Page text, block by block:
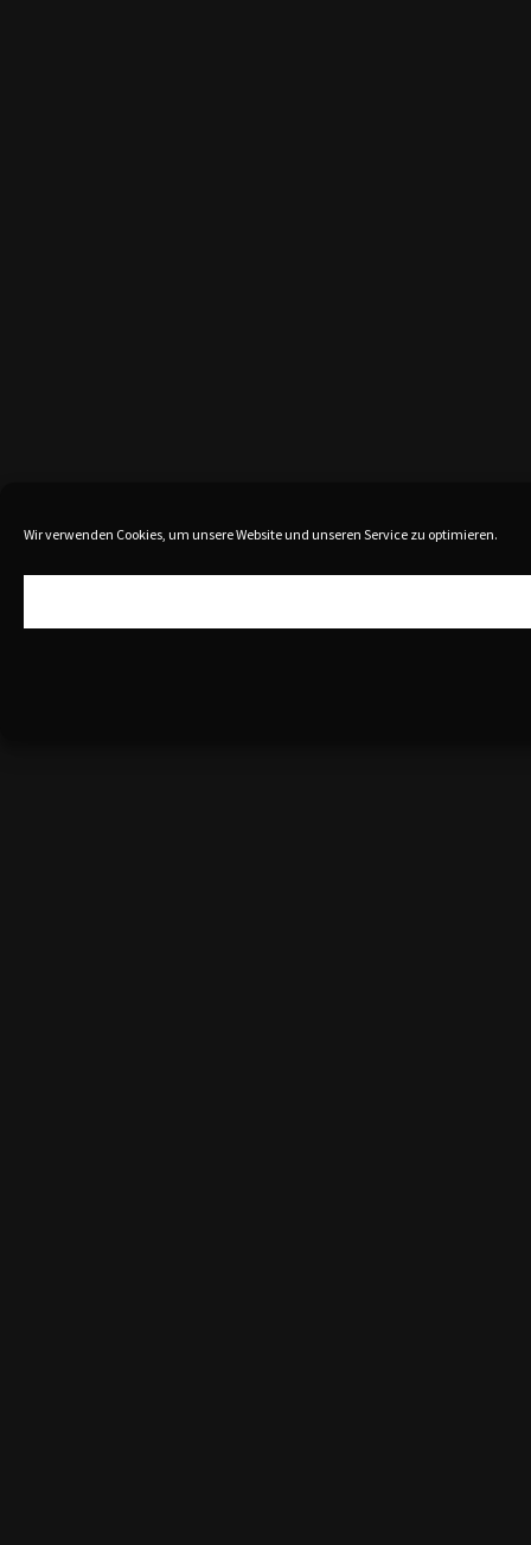
Wir verwenden Cookies, um unsere Website und unseren Service zu optimieren.